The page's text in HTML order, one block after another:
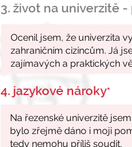
3. život na univerzitě
4. jazykové nároky*